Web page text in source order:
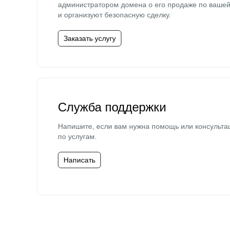
администратором домена о его продаже по
и организуют безопасную сделку.
Заказать услугу
Служба поддержки
Напишите, если вам нужна помощь или
по услугам.
Написать